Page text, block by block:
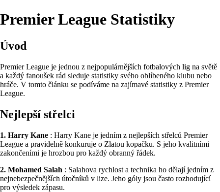
Premier League Statistiky
Úvod
Premier League je jednou z nejpopulárnějších fotbalových lig na světě
a každý fanoušek rád sleduje statistiky svého oblíbeného klubu nebo
hráče. V tomto článku se podíváme na zajímavé statistiky z Premier
League.
Nejlepší střelci
1. Harry Kane : Harry Kane je jedním z nejlepších střelců Premier
League a pravidelně konkuruje o Zlatou kopačku. S jeho kvalitními
zakončeními je hrozbou pro každý obranný řádek.
2. Mohamed Salah : Salahova rychlost a technika ho dělají jedním z
nejnebezpečnějších útočníků v lize. Jeho góly jsou často rozhodující
pro výsledek zápasu.